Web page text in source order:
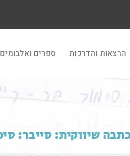
הרצאות והדרכות ספרים ואלבומים
שיווקית: סייבר: